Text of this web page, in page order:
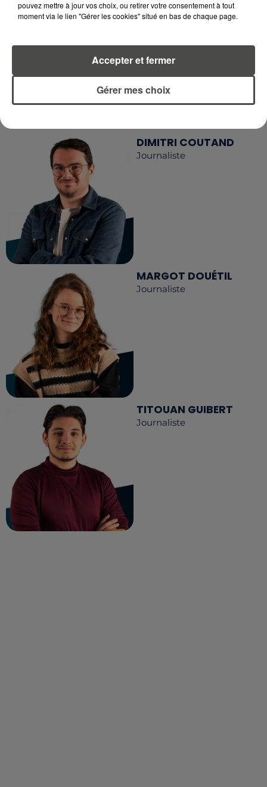
RECEVEZ LES ALERTES INFOS DE LA RÉDACTION
EN TÉLÉCHARGEANT L'APPLICATION MOBILE
LA RÉDACTION
RCA
Voir toute l'équipe RCA
DIMITRI COUTAND
Journaliste
MARGOT DOUÉTIL
Journaliste
TITOUAN GUIBERT
Journaliste
pouvez mettre à jour vos choix, ou retirer votre consentement à tout
moment via le lien "Gérer les cookies" situé en bas de chaque page.
Gérer mes choix
Accepter et fermer